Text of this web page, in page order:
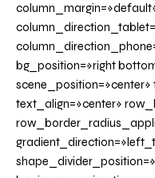
bg_position=»right
text_align=»center»